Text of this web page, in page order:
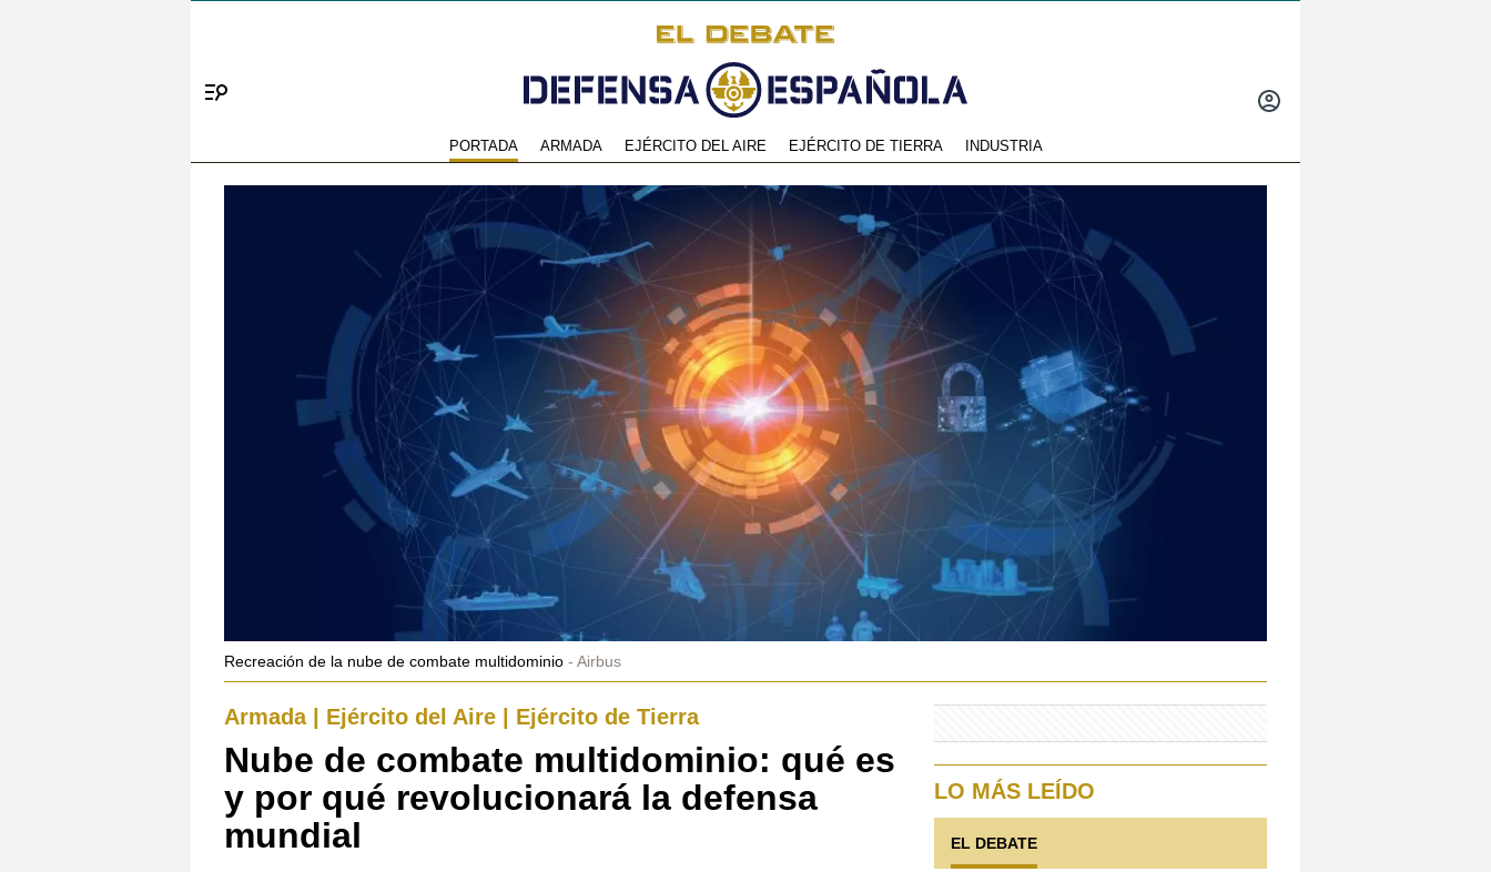
PORTADA ARMADA EJÉRCITO DEL AIRE EJÉRCITO DE TIERRA INDUSTRIA
Recreación de la nube de combate multidominio Airbus
Armada | Ejército del Aire | Ejército de Tierra
Nube de combate multidominio: qué es
y por qué revolucionará la defensa
mundial
LO MÁS LEÍDO
EL DEBATE